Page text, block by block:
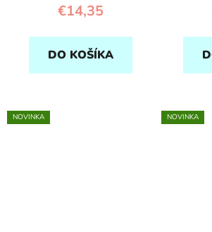
€14,35
DO KOŠÍKA
NOVINKA NOVINKA